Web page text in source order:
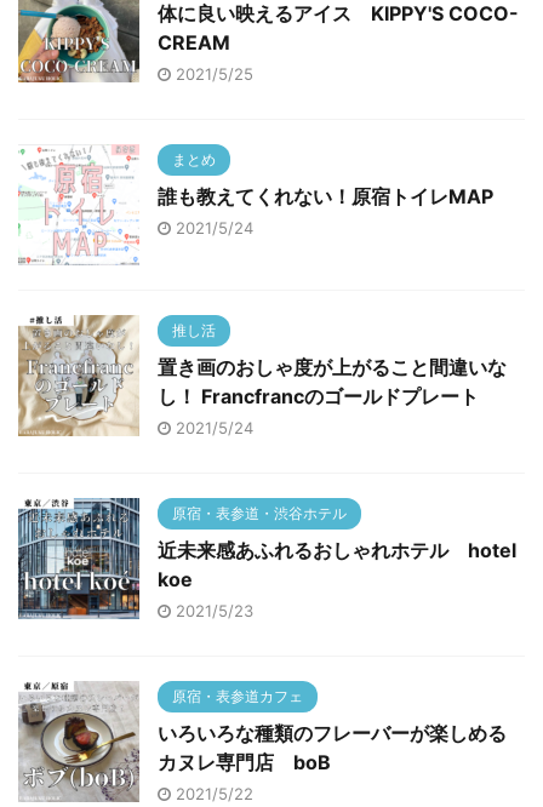
体に良い映えるアイス KIPPY'S COCO-
CREAM
2021/5/25
まとめ
誰も教えてくれない！原宿トイレMAP
2021/5/24
推し活
置き画のおしゃ度が上がること間違いな
し！ Francfrancのゴールドプレート
2021/5/24
原宿・表参道・渋谷ホテル
近未来感あふれるおしゃれホテル hotel
koe
2021/5/23
原宿・表参道カフェ
いろいろな種類のフレーバーが楽しめる
カヌレ専門店 boB
2021/5/22